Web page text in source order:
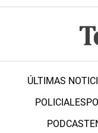
ÚLTIMAS
POLICIALES
PODCAST